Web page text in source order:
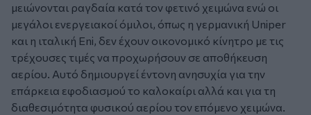
μειώνονται ραγδαία κατά τον φετινό χειμώνα ενώ οι
μεγάλοι ενεργειακοί όμιλοι, όπως η γερμανική Uniper
και η ιταλική Eni, δεν έχουν οικονομικό κίνητρο με τις
τρέχουσες τιμές να προχωρήσουν σε αποθήκευση
αερίου. Αυτό δημιουργεί έντονη ανησυχία για την
επάρκεια εφοδιασμού το καλοκαίρι αλλά και για τη
διαθεσιμότητα φυσικού αερίου τον επόμενο χειμώνα.